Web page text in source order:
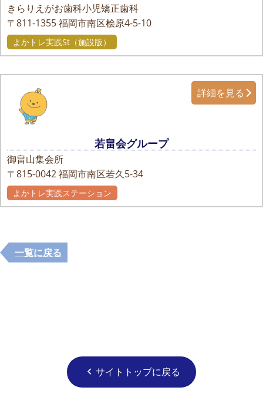
きらりえがお歯科小児矯正歯科
〒811-1355福岡市南区桧原4-5-10
よかトレ実践St（施設版）
若畠会グループ
御畠山集会所
〒815-0042福岡市南区若久5-34
詳細を見る
よかトレ実践ステーション
一覧に戻る
chevron_left サイトトップに戻る